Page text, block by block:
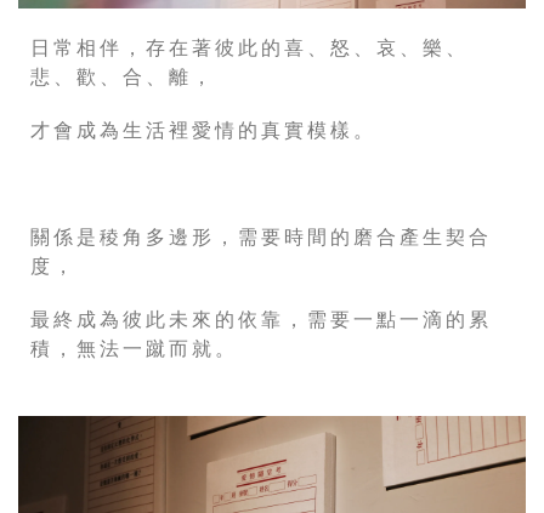
日常相伴，存在著彼此的喜、怒、哀、樂、
悲、歡、合、離，
才會成為生活裡愛情的真實模樣。
關係是稜角多邊形，需要時間的磨合產生契合
度，
最終成為彼此未來的依靠，需要一點一滴的累
積，無法一蹴而就。